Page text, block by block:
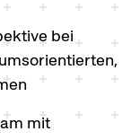
bei
mit